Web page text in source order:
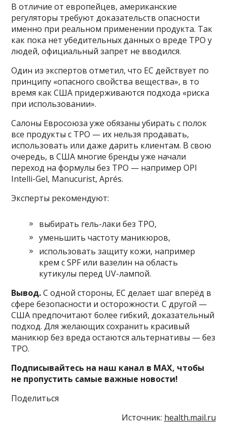
В отличие от европейцев, американские
регуляторы требуют доказательств опасности
именно при реальном применении продукта. Так
как пока нет убедительных данных о вреде TPO у
людей, официальный запрет не вводился.
Один из экспертов отметил, что ЕС действует по
принципу «опасного свойства вещества», в то
время как США придерживаются подхода «риска
при использовании».
Салоны Евросоюза уже обязаны убирать с полок
все продукты с TPO — их нельзя продавать,
использовать или даже дарить клиентам. В свою
очередь, в США многие бренды уже начали
переход на формулы без TPO — например OPI
Intelli-Gel, Manucurist, Aprés.
Эксперты рекомендуют:
выбирать гель-лаки без TPO,
уменьшить частоту маникюров,
использовать защиту кожи, например
крем с SPF или вазелин на область
кутикулы перед UV-лампой.
Вывод.С одной стороны, ЕС делает шаг вперёд в
сфере безопасности и осторожности. С другой —
США предпочитают более гибкий, доказательный
подход. Для желающих сохранить красивый
маникюр без вреда остаются альтернативы — без
TPO.
Подписывайтесь на наш канал в MAX, чтобы
не пропустить самые важные новости!
Поделиться
Источник: health.mail.ru